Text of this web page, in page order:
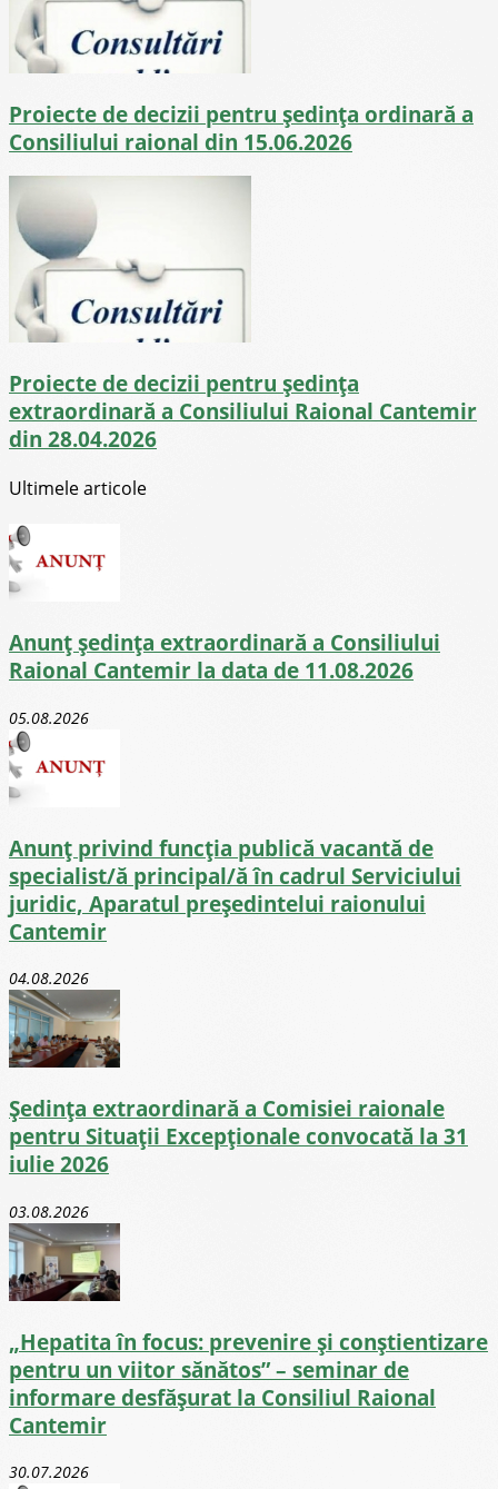
Proiecte de decizii pentru ședința ordinară a
Consiliului raional din 15.06.2026
Proiecte de decizii pentru ședința
extraordinară a Consiliului Raional Cantemir
din 28.04.2026
Ultimele articole
Anunț ședința extraordinară a Consiliului
Raional Cantemir la data de 11.08.2026
05.08.2026
Anunț privind funcția publică vacantă de
specialist/ă principal/ă în cadrul Serviciului
juridic, Aparatul președintelui raionului
Cantemir
04.08.2026
Ședința extraordinară a Comisiei raionale
pentru Situații Excepționale convocată la 31
iulie 2026
03.08.2026
„Hepatita în focus: prevenire și conștientizare
pentru un viitor sănătos” – seminar de
informare desfășurat la Consiliul Raional
Cantemir
30.07.2026